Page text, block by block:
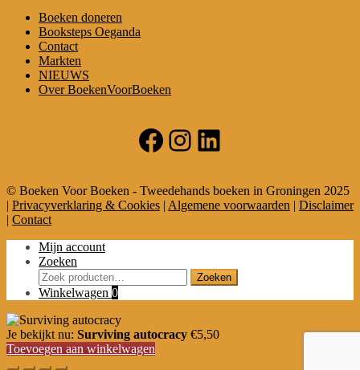
Boeken doneren
Booksteps Oeganda
Contact
Markten
NIEUWS
Over BoekenVoorBoeken
Facebook
Instagram
LinkedIn
© Boeken Voor Boeken - Tweedehands boeken in Groningen 2025
| Privacyverklaring & Cookies | Algemene voorwaarden | Disclaimer
| Contact
Mijn account
Zoeken
Zoeken
naar:
Zoeken
Winkelwagen 0
Je bekijkt nu: Surviving autocracy €5,50
Toevoegen aan winkelwagen